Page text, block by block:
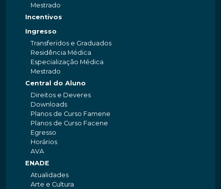
Mestrado
Incentivos
Ingresso
Transferidos e Graduados
Residência Médica
Especialização Médica
Mestrado
Central do Aluno
Direitos e Deveres
Downloads
Planos de Curso Famene
Planos de Curso Facene
Egresso
Horários
AVA
ENADE
Atualidades
Arte e Cultura